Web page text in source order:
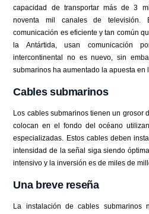
capacidad de transportar más de 3
noventa mil canales de televisión.
comunicación es eficiente y tan común
la Antártida, usan comunicación
intercontinental no es nuevo, sin
submarinos ha aumentado la apuesta en
Cables submarinos
Los cables submarinos tienen un grosor
colocan en el fondo del océano
especializadas. Estos cables deben
intensidad de la señal siga siendo
intensivo y la inversión es de miles de
Una breve reseña
La instalación de cables submarinos